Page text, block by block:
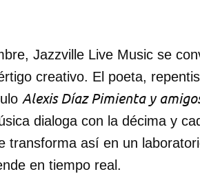
Jazzville Live Music se
creativo. El poeta,
Alexis Díaz Pimienta y
dialoga con la décima y
transforma así en un
en tiempo real.